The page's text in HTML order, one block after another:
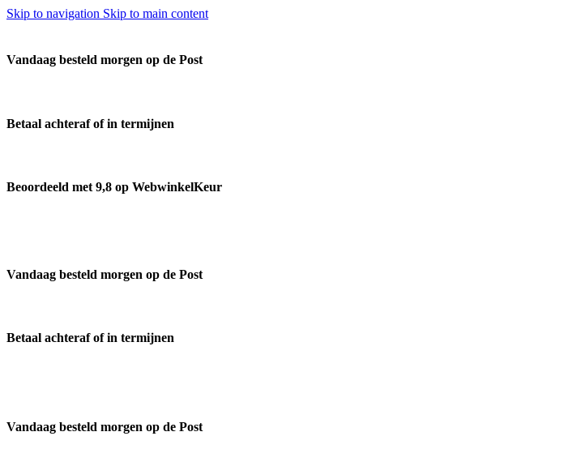
Skip to navigation Skip to main content
Vandaag besteld morgen op de Post
Betaal achteraf of in termijnen
Beoordeeld met 9,8 op WebwinkelKeur
Vandaag besteld morgen op de Post
Betaal achteraf of in termijnen
Vandaag besteld morgen op de Post